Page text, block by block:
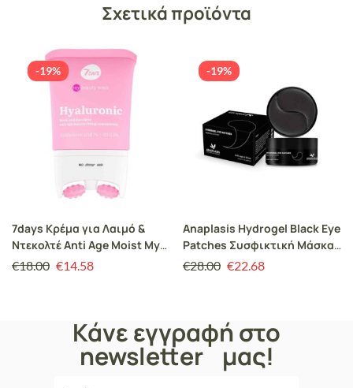
Σχετικά προϊόντα
-19%
7days Κρέμα για Λαιμό &
Ντεκολτέ Anti Age Moist My
Beauty Week 80ml
€18.00 €14.58
-19%
Anaplasis Hydrogel Black Eye
Patches Συσφικτική Μάσκα
Ματιών, 60paches
€28.00 €22.68
Κάνε εγγραφή στο
newsletter μας!